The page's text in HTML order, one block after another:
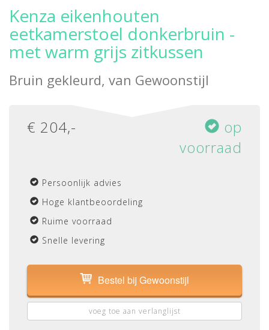
Kenza eikenhouten
eetkamerstoel donkerbruin -
met warm grijs zitkussen
Bruin gekleurd, van Gewoonstijl
€ 204,-
op
voorraad
Persoonlijk advies
Hoge klantbeoordeling
Ruime voorraad
Snelle levering
Bestel bij Gewoonstijl
voeg toe aan verlanglijst